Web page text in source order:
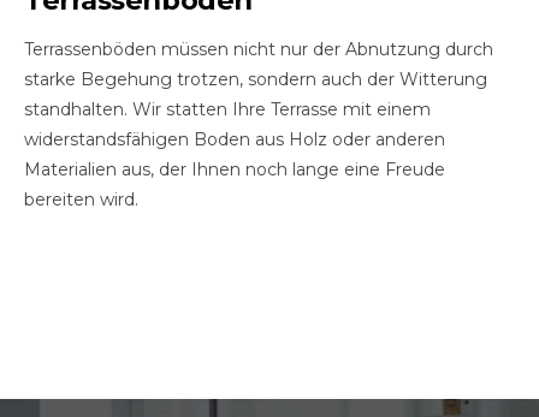
Terrassenböden müssen nicht nur der Abnutzung durch
starke Begehung trotzen, sondern auch der Witterung
standhalten. Wir statten Ihre Terrasse mit einem
widerstandsfähigen Boden aus Holz oder anderen
Materialien aus, der Ihnen noch lange eine Freude
bereiten wird.